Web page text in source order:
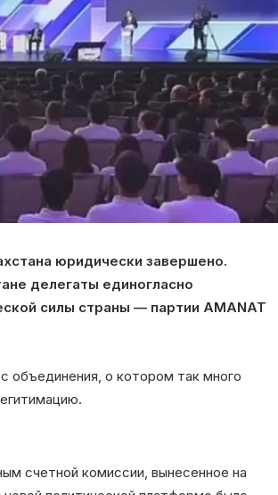
юридически завершено.
делегаты единогласно
силы страны — партии AMANAT
объединения, о котором так много
счетной комиссии, вынесенное на